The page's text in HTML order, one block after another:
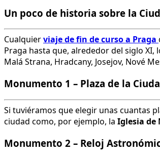
Un poco de historia sobre la
Cualquierviaje de fin de curso a Praga
Praga hasta que, alrededor del siglo
Malá Strana, Hradcany, Josejov, Nové
Monumento 1 – Plaza de la
Si tuviéramos que elegir unas cuantas
ciudad como, por ejemplo, la Iglesia de
Monumento 2 – Reloj